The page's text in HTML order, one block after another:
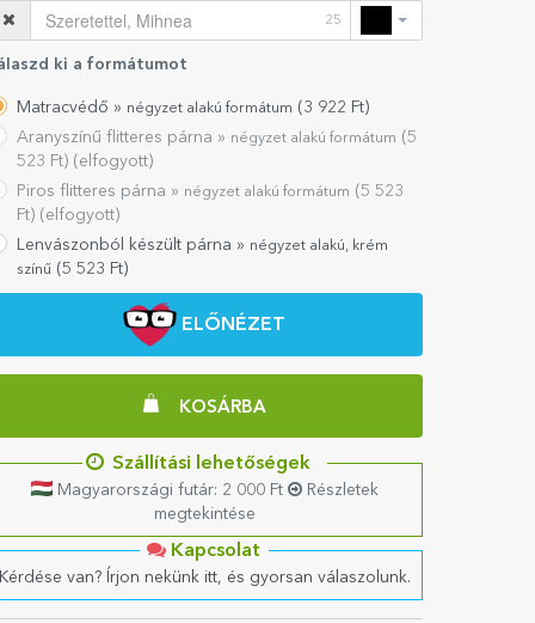
25
ki a formátumot
Matracvédő » négyzet alakú formátum ( 3 922 Ft)
Aranyszínű flitteres párna » négyzet alakú formátum (5
523 Ft) (elfogyott)
Piros flitteres párna » négyzet alakú formátum (5 523
Ft) (elfogyott)
Lenvászonból készült párna » négyzet alakú, krém
színű (5 523 Ft)
ELŐNÉZET
KOSÁRBA
Szállítási lehetőségek
Magyarországi futár: 2 000 Ft
Részletek
megtekintése
Kapcsolat
Kérdése van? Írjon nekünk itt, és gyorsan válaszolunk.